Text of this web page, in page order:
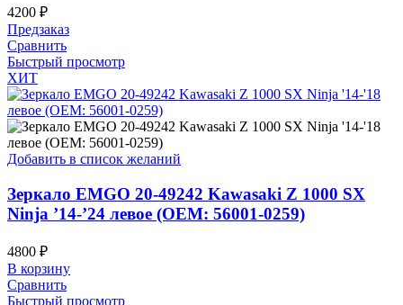
4200 ₽
Предзаказ
Сравнить
Быстрый просмотр
ХИТ
Добавить в список желаний
Зеркало EMGO 20-49242 Kawasaki Z 1000 SX
Ninja ’14-’24 левое (OEM: 56001-0259)
4800 ₽
В корзину
Сравнить
Быстрый просмотр